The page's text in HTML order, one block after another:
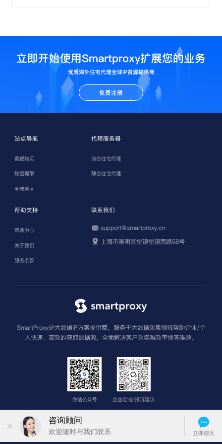
立即开始使用Smartproxy扩展您的业务
优质海外住宅代理全球IP资源提供商
免费注册
站点导航
套餐购买
账密提取
全球地区
代理服务器
动态住宅代理
静态住宅代理
帮助支持
帮助中心
关于我们
服务条款
联系我们
support@smartproxy.cn
上海市崇明区堡镇堡镇南路58号
SmartProxy是大数据IP方案提供商，服务于大数据采集领域帮助企业/个
人快速、高效的获取数据源，全面解决客户采集难效率慢等难题。
微信公众号 企业定制/投诉建议
版权所有 上海圣钧信息科技有限公司
苏公网安
备32011502013601号